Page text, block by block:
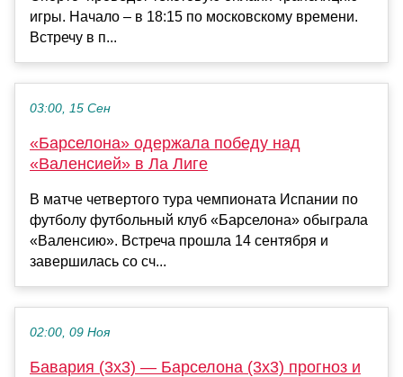
игры. Начало – в 18:15 по московскому времени.
Встречу в п...
03:00, 15 Сен
«Барселона» одержала победу над
«Валенсией» в Ла Лиге
В матче четвертого тура чемпионата Испании по
футболу футбольный клуб «Барселона» обыграла
«Валенсию». Встреча прошла 14 сентября и
завершилась со сч...
02:00, 09 Ноя
Бавария (3х3) — Барселона (3х3) прогноз и